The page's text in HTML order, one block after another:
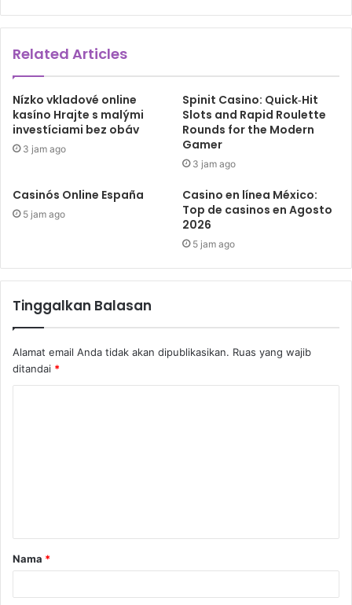
Related Articles
Nízko vkladové online
kasíno Hrajte s malými
investíciami bez obáv
3 jam ago
Spinit Casino: Quick‑Hit
Slots and Rapid Roulette
Rounds for the Modern
Gamer
3 jam ago
Casinós Online España
5 jam ago
Casino en línea México:
Top de casinos en Agosto
2026
5 jam ago
Tinggalkan Balasan
Alamat email Anda tidak akan dipublikasikan. Ruas yang wajib
ditandai *
Nama *